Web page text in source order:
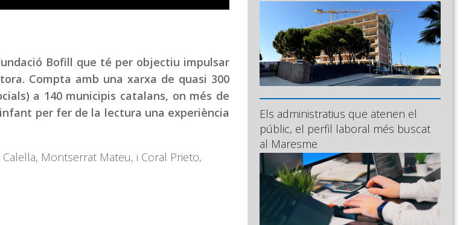
Bofill que té per objectiu impulsar
Compta amb una xarxa de quasi 300
a 140 municipis catalans, on més de
per fer de la lectura una experiència
Montserrat Mateu, i Coral Prieto,
Els administratius que atenen el
públic, el perfil laboral més buscat
al Maresme